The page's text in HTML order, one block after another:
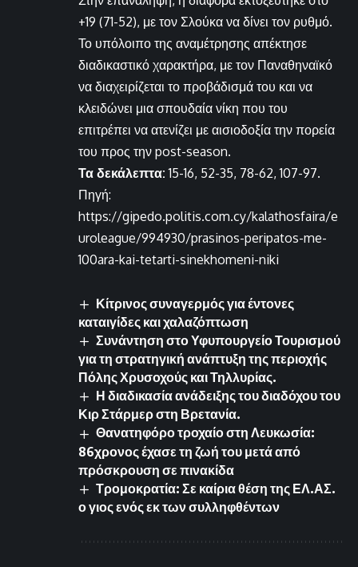
+19 (71-52), με τον Σλούκα να δίνει τον ρυθμό.
Το υπόλοιπο της αναμέτρησης απέκτησε
διαδικαστικό χαρακτήρα, με τον Παναθηναϊκό
να διαχειρίζεται το προβάδισμά του και να
κλειδώνει μια σπουδαία νίκη που του
επιτρέπει να ατενίζει με αισιοδοξία την πορεία
του προς την post-season.
Τα δεκάλεπτα: 15-16, 52-35, 78-62, 107-97.
Πηγή:
https://gipedo.politis.com.cy/kalathosfaira/e
uroleague/994930/prasinos-peripatos-me-
100ara-kai-tetarti-sinekhomeni-niki
Κίτρινος συναγερμός για έντονες
καταιγίδες και χαλαζόπτωση
Συνάντηση στο Υφυπουργείο Τουρισμού
για τη στρατηγική ανάπτυξη της περιοχής
Πόλης Χρυσοχούς και Τηλλυρίας.
Η διαδικασία ανάδειξης του διαδόχου του
Κιρ Στάρμερ στη Βρετανία.
Θανατηφόρο τροχαίο στη Λευκωσία:
86χρονος έχασε τη ζωή του μετά από
πρόσκρουση σε πινακίδα
Τρομοκρατία: Σε καίρια θέση της ΕΛ.ΑΣ.
ο γιος ενός εκ των συλληφθέντων